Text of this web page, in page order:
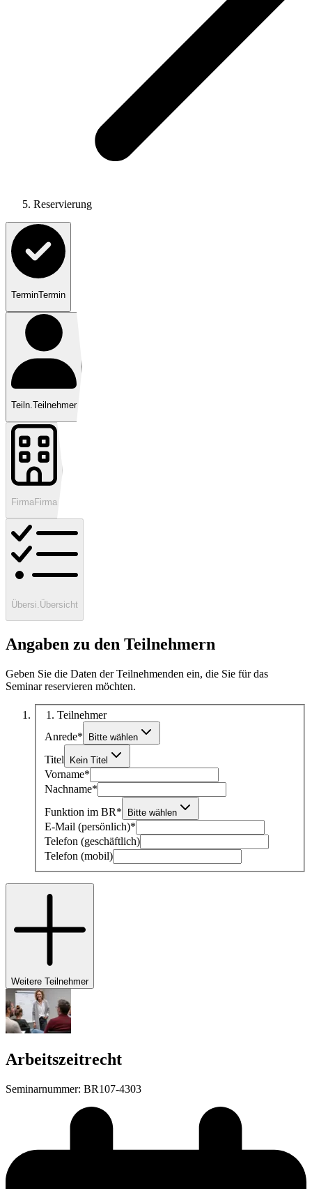
Reservierung
TerminTermin
Teiln.Teilnehmer
Firma Firma
Übersi. Übersicht
Angaben zu den Teilnehmern
Geben Sie die Daten der Teilnehmenden ein, die Sie für das
Seminar reservieren möchten.
1 . Teilnehmer
Anrede* Bitte wählen
Titel Kein Titel
Vorname*
Nachname*
Funktion im BR* Bitte wählen
E-Mail (persönlich)*
Telefon (geschäftlich)
Telefon (mobil)
Weitere Teilnehmer
Arbeitszeitrecht
Seminarnummer: BR107-4303